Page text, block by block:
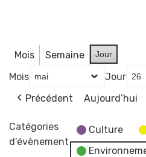
Mois Semaine Jour
Mois Jour
Précédent
Aujourd’hui
Catégories
d’évènement
Culture